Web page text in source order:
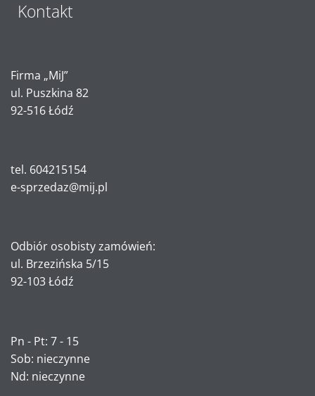
Kontakt
Firma „MiJ”
ul. Puszkina 82
92-516 Łódź
tel. 604215154
e-sprzedaz@mij.pl
Odbiór osobisty zamówień:
ul. Brzezińska 5/15
92-103 Łódź
Pn - Pt: 7 - 15
Sob: nieczynne
Nd: nieczynne